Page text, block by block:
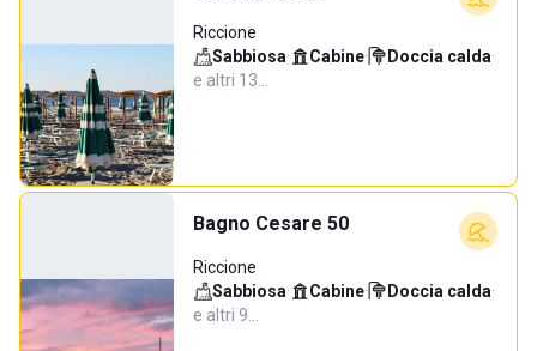
Riccione
Sabbiosa· Cabine· Doccia calda·
e altri 13…
Bagno Cesare 50
Riccione
Sabbiosa· Cabine· Doccia calda·
e altri 9…